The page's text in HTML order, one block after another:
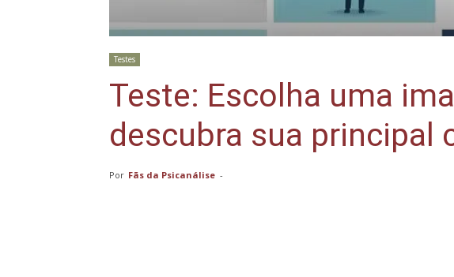
Testes
Teste: Escolha uma
descubra sua principal
Por Fãs da Psicanálise -